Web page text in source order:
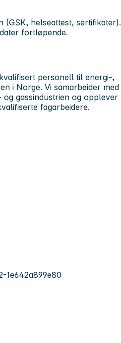
(GSK, helseattest, sertifikater).
fortløpende.
personell til energi-,
i Norge. Vi samarbeider med
gassindustrien og opplever
fagarbeidere.
1e642a899e80